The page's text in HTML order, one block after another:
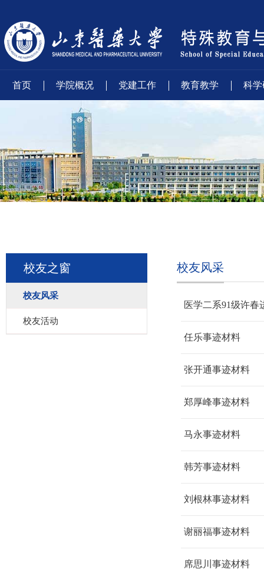
首页 学院概况 党建工作 教育教学 科
校友之窗
校友风采
校友活动
校友风采
医学二系91级许春
任乐事迹材料
张开通事迹材料
郑厚峰事迹材料
马永事迹材料
韩芳事迹材料
刘根林事迹材料
谢丽福事迹材料
席思川事迹材料